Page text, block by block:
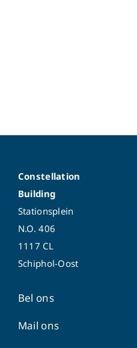
Constellation
Building
Stationsplein
N.O. 406
1117 CL
Schiphol-Oost
Bel ons
Mail ons